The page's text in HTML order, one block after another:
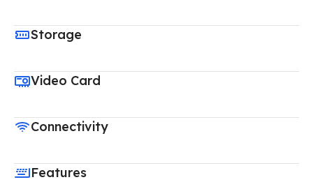
Storage
Video Card
Connectivity
Features